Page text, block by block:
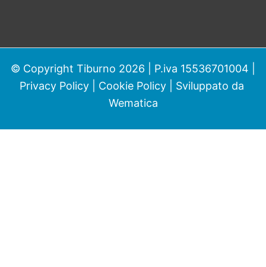
© Copyright Tiburno 2026 | P.iva 15536701004 |
Privacy Policy| Cookie Policy| Sviluppato da
Wematica